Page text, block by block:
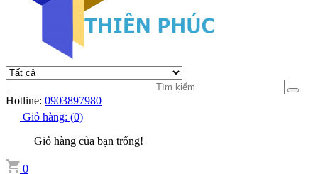
Hotline: 0903897980
Giỏ hàng: (0)
Giỏ hàng của bạn trống!
0